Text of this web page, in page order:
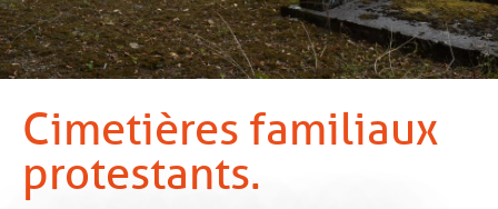
Cimetières familiaux
protestants.